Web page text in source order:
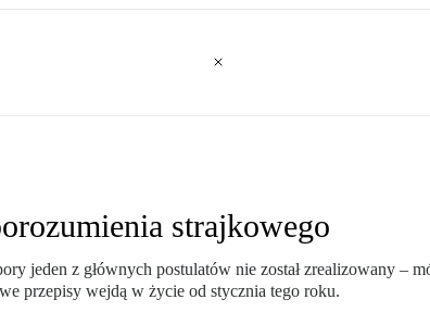
strajkowego
jeden z głównych postulatów nie został zrealizowany –
przepisy wejdą w życie od stycznia tego roku.